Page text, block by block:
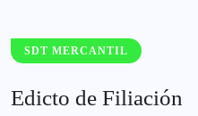
SDT MERCANTIL
Edicto de Filiación